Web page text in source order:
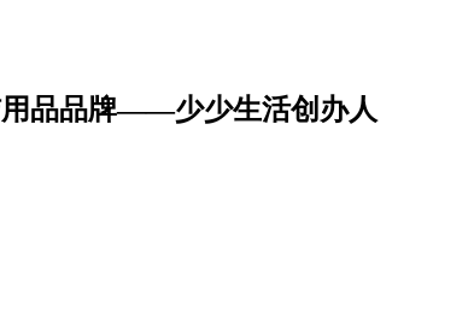
用品品牌——少少生活创办人